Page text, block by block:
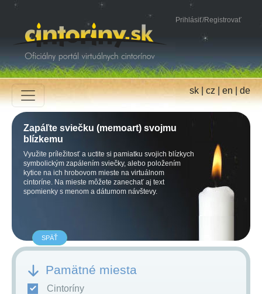
Prihlásiť/Registrovať
sk|cz|en|de
Zapáľte sviečku (memoart) svojmu
blízkemu
Využite príležitosť a uctite si pamiatku svojich blízkych
symbolickým zapálením sviečky, alebo položením
kytice na ich hrobovom mieste na virtuálnom
cintoríne. Na mieste môžete zanechať aj text
spomienky s menom a dátumom návštevy.
SPÄŤ
Pamätné miesta
Cintoríny